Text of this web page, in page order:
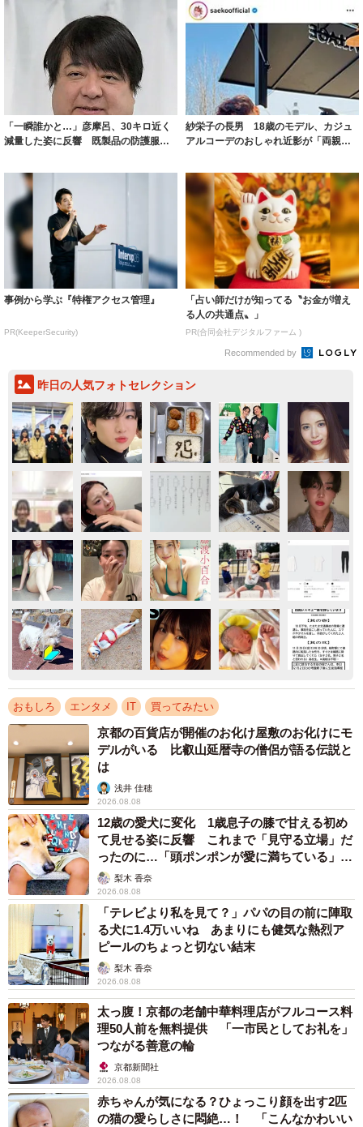
「一瞬誰かと…」彦摩呂、30キロ近く
減量した姿に反響 既製品の防護服が
紗栄子の長男 18歳のモデル、カジュ
アルコーデのおしゃれ近影が「両親の
事例から学ぶ『特権アクセス管理』
PR(KeeperSecurity)
「占い師だけが知ってる〝お金が増え
る人の共通点〟」
PR(合同会社デジタルファーム )
Recommended by
昨日の人気フォトセレクション
おもしろ エンタメ IT 買ってみたい
京都の百貨店が開催のお化け屋敷のお化けにモ
デルがいる 比叡山延暦寺の僧侶が語る伝説と
は
浅井 佳穂
2026.08.08
12歳の愛犬に変化 1歳息子の膝で甘える初め
て見せる姿に反響 これまで「見守る立場」だ
ったのに…「頭ポンポンが愛に満ちている」
「尊…」
梨木 香奈
2026.08.08
「テレビより私を見て？」パパの目の前に陣取
る犬に1.4万いいね あまりにも健気な熱烈ア
ピールのちょっと切ない結末
梨木 香奈
2026.08.08
太っ腹！京都の老舗中華料理店がフルコース料
理50人前を無料提供 「一市民としてお礼を」
つながる善意の輪
京都新聞社
2026.08.08
赤ちゃんが気になる？ひょっこり顔を出す2匹
の猫の愛らしさに悶絶…！ 「こんなかわいい